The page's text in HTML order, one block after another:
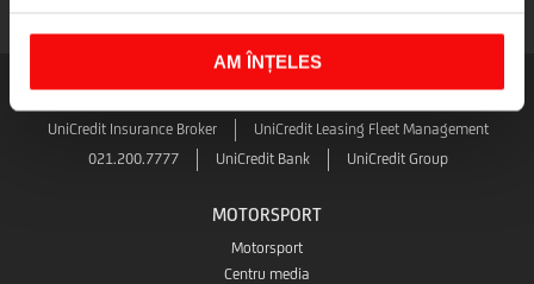
AM ÎNȚELES
LINK-URI UTILE
UniCredit Insurance Broker
UniCredit Leasing Fleet Management
021.200.7777
UniCredit Bank UniCredit Group
MOTORSPORT
Motorsport
Centru media